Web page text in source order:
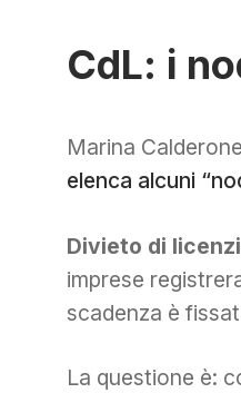
CdL: i
Marina
elenca alcuni
Divieto di
imprese
scadenza è
La questione è: